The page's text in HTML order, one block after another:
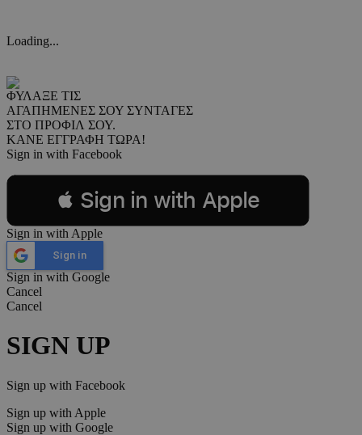
Loading...
ΦΥΛΑΞΕ ΤΙΣ
ΑΓΑΠΗΜΕΝΕΣ ΣΟΥ ΣΥΝΤΑΓΕΣ
ΣΤΟ ΠΡΟΦΙΛ ΣΟΥ.
ΚΑΝΕ ΕΓΓΡΑΦΗ ΤΩΡΑ!
Sign in with Facebook
 Sign in with Apple
Sign in with Apple
Sign in
Sign in with Google
Cancel
Cancel
SIGN UP
Sign up with Facebook
Sign up with Apple
Sign up with Google